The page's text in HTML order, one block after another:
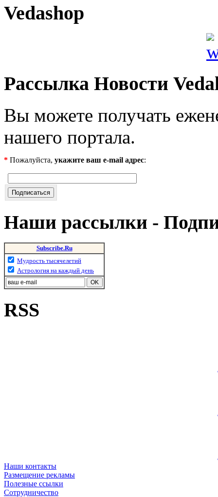
Vedashop
Рассылка Новости
Вы можете получать
нашего портала.
* Пожалуйста, укажите ваш e-mail адрес:
Наши рассылки -
Subscribe.Ru
Мудрость тысячелетий
Астрология на каждый день
RSS
Наши контакты
Размещение рекламы
Полезные ссылки
Сотрудничество